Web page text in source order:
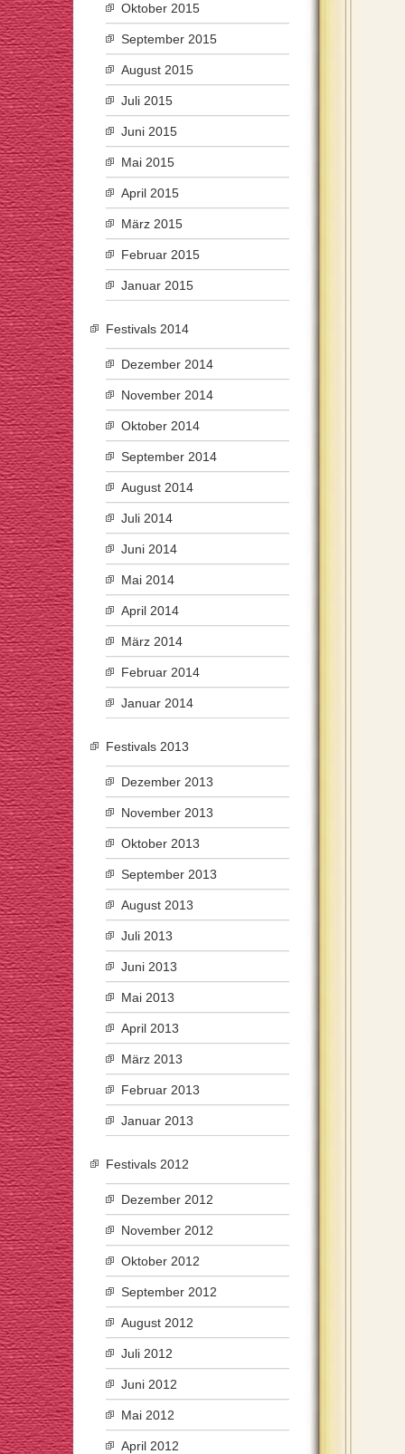
Oktober 2015
September 2015
August 2015
Juli 2015
Juni 2015
Mai 2015
April 2015
März 2015
Februar 2015
Januar 2015
Festivals 2014
Dezember 2014
November 2014
Oktober 2014
September 2014
August 2014
Juli 2014
Juni 2014
Mai 2014
April 2014
März 2014
Februar 2014
Januar 2014
Festivals 2013
Dezember 2013
November 2013
Oktober 2013
September 2013
August 2013
Juli 2013
Juni 2013
Mai 2013
April 2013
März 2013
Februar 2013
Januar 2013
Festivals 2012
Dezember 2012
November 2012
Oktober 2012
September 2012
August 2012
Juli 2012
Juni 2012
Mai 2012
April 2012